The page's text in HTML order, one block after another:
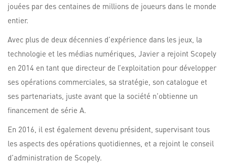
jouées par des centaines de millions de joueurs dans le monde
entier.
Avec plus de deux décennies d’expérience dans les jeux, la
technologie et les médias numériques, Javier a rejoint Scopely
en 2014 en tant que directeur de l’exploitation pour développer
ses opérations commerciales, sa stratégie, son catalogue et
ses partenariats, juste avant que la société n’obtienne un
financement de série A.
En 2016, il est également devenu président, supervisant tous
les aspects des opérations quotidiennes, et a rejoint le conseil
d’administration de Scopely.